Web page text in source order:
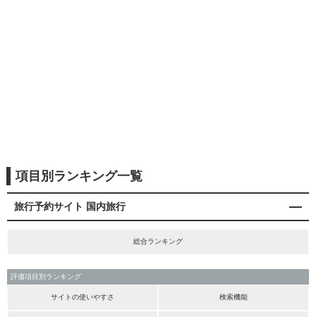
項目別ランキング一覧
旅行予約サイト 国内旅行
総合ランキング
評価項目別ランキング
サイトの使いやすさ 検索機能